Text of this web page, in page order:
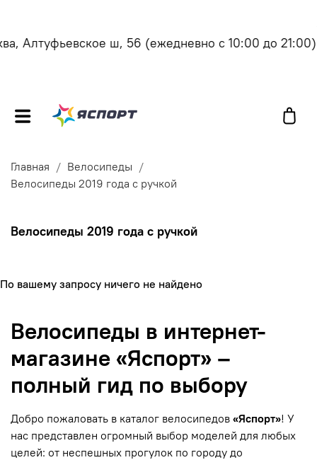
Алтуфьевское ш, 56(ежедневно с 10:00 до 21:00)
Главная
Велосипеды
Велосипеды 2019 года с ручкой
Велосипеды 2019 года с ручкой
По вашему запросу ничего не найдено
Велосипеды в интернет-
магазине «Яспорт» –
полный гид по выбору
Добро пожаловать в каталог велосипедов «Яспорт»! У
нас представлен огромный выбор моделей для любых
целей: от неспешных прогулок по городу до